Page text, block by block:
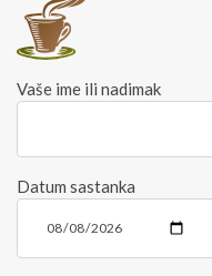
Vaše ime ili nadimak
Datum sastanka